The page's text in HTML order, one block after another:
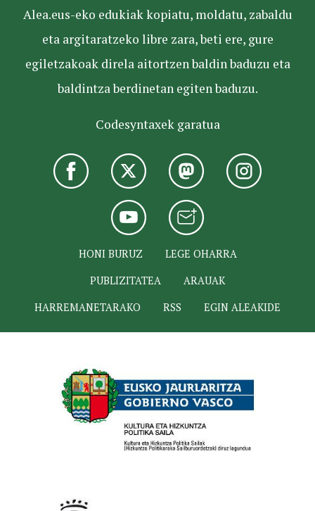
Alea.eus-eko edukiak kopiatu, moldatu, zabaldu
eta argitaratzeko libre zara, beti ere, gure
egiletzakoak direla aitortzen baldin baduzu eta
baldintza berdinetan egiten baduzu.
Codesyntaxek garatua
HONI BURUZ
LEGE OHARRA
PUBLIZITATEA
ARAUAK
HARREMANETARAKO
RSS EGIN ALEAKIDE